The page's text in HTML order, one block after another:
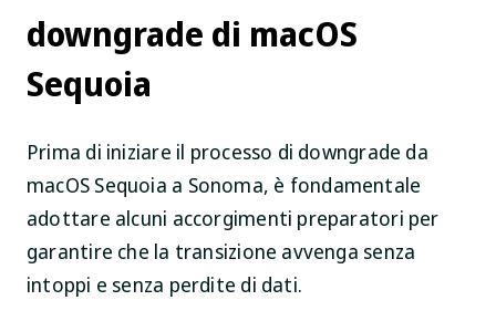
downgrade di macOS
Sequoia
Prima di iniziare il processo di downgrade da
macOS Sequoia a Sonoma, è fondamentale
adottare alcuni accorgimenti preparatori per
garantire che la transizione avvenga senza
intoppi e senza perdite di dati.